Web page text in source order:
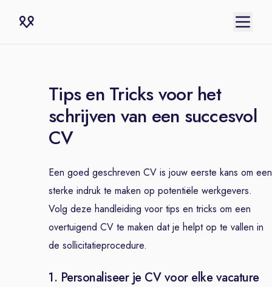
Tips en Tricks voor het
schrijven van een succesvol
CV
Een goed geschreven CV is jouw eerste kans om een
sterke indruk te maken op potentiële werkgevers.
Volg deze handleiding voor tips en tricks om een
overtuigend CV te maken dat je helpt op te vallen in
de sollicitatieprocedure.
1. Personaliseer je CV voor elke vacature